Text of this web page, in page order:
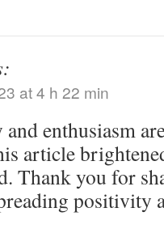
at 4 h 22 min
enthusiasm
article
Thank you for
positivity